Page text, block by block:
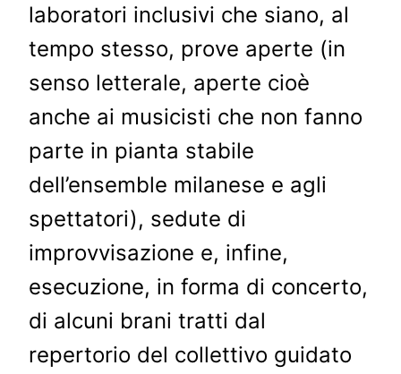
laboratori inclusivi che siano, al
tempo stesso, prove aperte (in
senso letterale, aperte cioè
anche ai musicisti che non fanno
parte in pianta stabile
dell’ensemble milanese e agli
spettatori), sedute di
improvvisazione e, infine,
esecuzione, in forma di concerto,
di alcuni brani tratti dal
repertorio del collettivo guidato